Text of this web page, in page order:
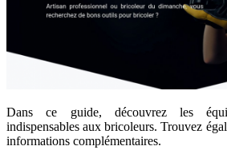
Dans ce guide, découvrez les
indispensables aux bricoleurs. Trouvez
informations complémentaires.